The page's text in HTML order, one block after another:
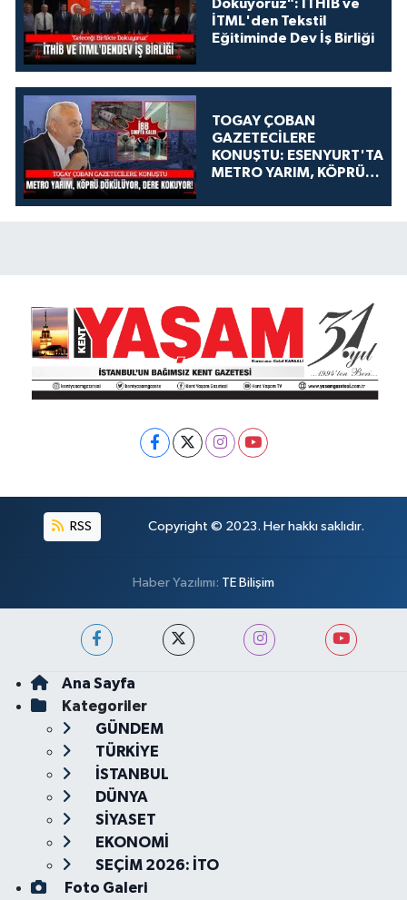
Dokuyoruz": İTHİB ve
İTML'den Tekstil
Eğitiminde Dev İş Birliği
TOGAY ÇOBAN
GAZETECİLERE
KONUŞTU: ESENYURT'TA
METRO YARIM, KÖPRÜ
KOKUYOR!
RSS Copyright © 2023. Her hakkı saklıdır.
Haber Yazılımı: TE Bilişim
Ana Sayfa
Kategoriler
GÜNDEM
TÜRKİYE
İSTANBUL
DÜNYA
SİYASET
EKONOMİ
SEÇİM 2026: İTO
Foto Galeri